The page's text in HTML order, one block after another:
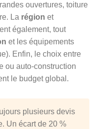
ouvertures, toiture
La région et
également, tout
et les équipements
Enfin, le choix entre
ou auto-construction
le budget global.
plusieurs devis
Un écart de 20 %